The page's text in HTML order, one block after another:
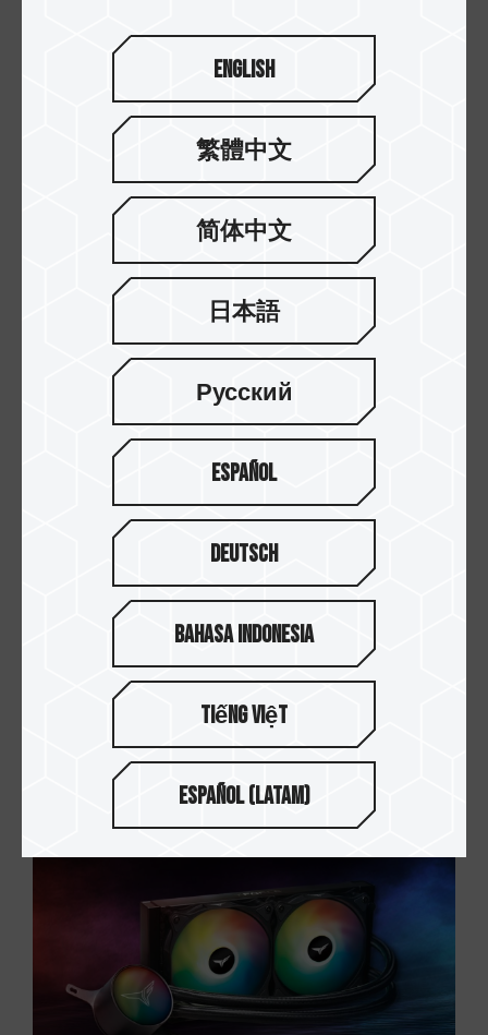
一看即懂！如何依照规格挑选适用的SD卡
如何正确安装一体式CPU水冷散热器？装在机...
English
繁體中文
简体中文
日本語
Русский
Español
Deutsch
Bahasa Indonesia
Tiếng Việt
Español (Latam)